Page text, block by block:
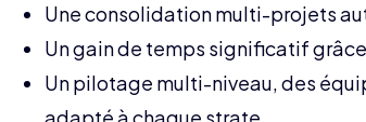
Une consolidation multi-projets
Un gain de temps significatif
Un pilotage multi-niveau, des